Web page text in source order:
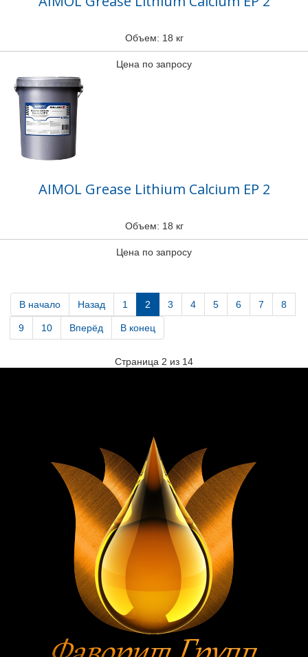
Объем: 18 кг
Цена по запросу
AIMOL Grease Lithium Calcium EP 2
Объем: 18 кг
Цена по запросу
В начало Назад 1 2 3 4 5 6 7 8
9 10 Вперёд В конец
Страница 2 из 14